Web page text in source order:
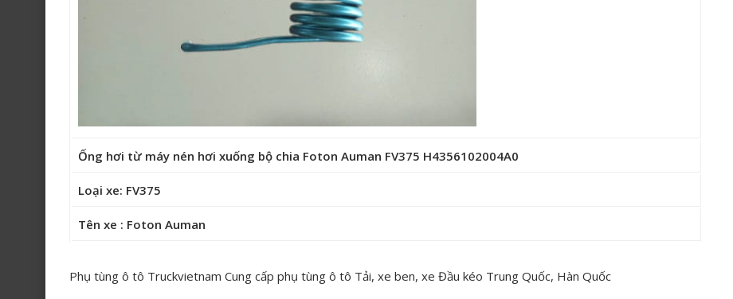
Ống hơi từ máy nén hơi xuống bộ chia Foton Auman FV375 H4356102004A0
Loại xe: FV375
Tên xe : Foton Auman
Phụ tùng ô tô Truckvietnam Cung cấp phụ tùng ô tô Tải, xe ben, xe Đầu kéo Trung Quốc, Hàn Quốc